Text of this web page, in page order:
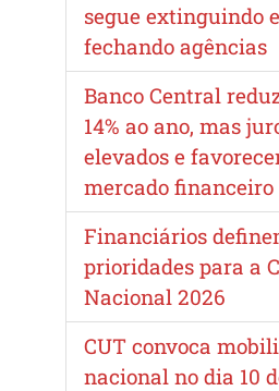
segue extinguindo
fechando agências
Banco Central
14% ao ano, mas
elevados e
mercado financeiro
Financiários
prioridades para a
Nacional 2026
CUT convoca
nacional no dia 10